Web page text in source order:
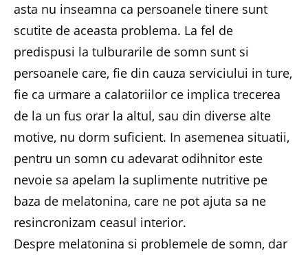
asta nu inseamna ca persoanele tinere sunt
scutite de aceasta problema. La fel de
predispusi la tulburarile de somn sunt si
persoanele care, fie din cauza serviciului in ture,
fie ca urmare a calatoriilor ce implica trecerea
de la un fus orar la altul, sau din diverse alte
motive, nu dorm suficient. In asemenea situatii,
pentru un somn cu adevarat odihnitor este
nevoie sa apelam la suplimente nutritive pe
baza de melatonina, care ne pot ajuta sa ne
resincronizam ceasul interior.
Despre melatonina si problemele de somn, dar